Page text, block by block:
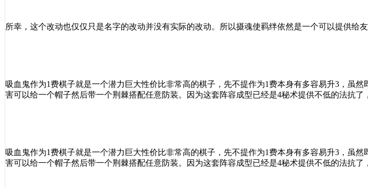
所幸，这个改动也仅仅只是名字的改动并没有实际的改动。所以摄魂使羁绊依然是一个可以提供给
吸血鬼作为1费棋子就是一个潜力巨大性价比非常高的棋子，先不提作为1费本身有多容易升3，虽
害可以给一个帽子然后带一个荆棘搭配任意防装。因为这套阵容成型已经是4秘术提供不低的法抗了
吸血鬼作为1费棋子就是一个潜力巨大性价比非常高的棋子，先不提作为1费本身有多容易升3，虽
害可以给一个帽子然后带一个荆棘搭配任意防装。因为这套阵容成型已经是4秘术提供不低的法抗了